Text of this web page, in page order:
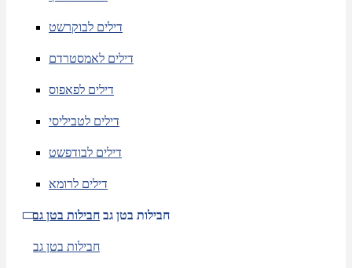
דילים לבוקרשט
דילים לאמסטרדם
דילים לפאפוס
דילים לטביליסי
דילים לבודפשט
דילים לרומא
חבילות בטן גב חבילות בטן גב
חבילות בטן גב